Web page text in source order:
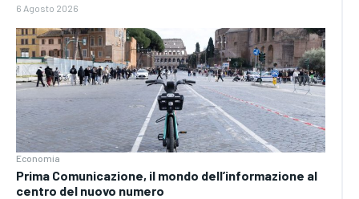
6 Agosto 2026
Economia
Prima Comunicazione, il mondo dell’informazione al
centro del nuovo numero